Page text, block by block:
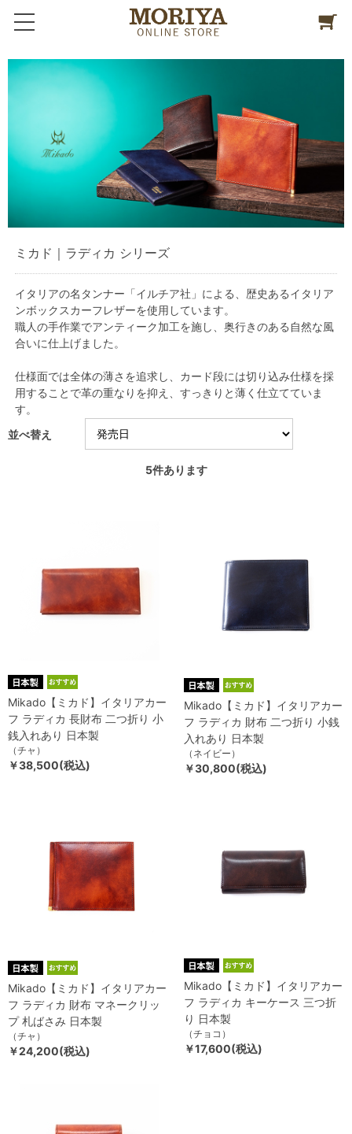
ミカド｜ラディカ シリーズ
イタリアの名タンナー「イルチア社」による、歴史あるイタリア
ンボックスカーフレザーを使用しています。
職人の手作業でアンティーク加工を施し、奥行きのある自然な風
合いに仕上げました。
仕様面では全体の薄さを追求し、カード段には切り込み仕様を採
用することで革の重なりを抑え、すっきりと薄く仕立てていま
す。
並べ替え
5件あります
Mikado【ミカド】イタリアカー
フ ラディカ 長財布 二つ折り 小
銭入れあり 日本製
（チャ）
￥38,500(税込)
Mikado【ミカド】イタリアカー
フ ラディカ 財布 二つ折り 小銭
入れあり 日本製
（ネイビー）
￥30,800(税込)
Mikado【ミカド】イタリアカー
フ ラディカ 財布 マネークリッ
プ 札ばさみ 日本製
（チャ）
￥24,200(税込)
Mikado【ミカド】イタリアカー
フ ラディカ キーケース 三つ折
り 日本製
（チョコ）
￥17,600(税込)